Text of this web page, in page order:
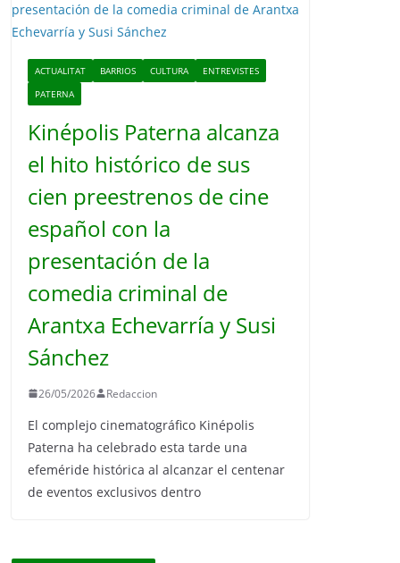
ACTUALITAT BARRIOS CULTURA
ENTREVISTES
PATERNA
Kinépolis Paterna alcanza
el hito histórico de sus
cien preestrenos de cine
español con la
presentación de la
comedia criminal de
Arantxa Echevarría y Susi
Sánchez
26/05/2026 Redaccion
El complejo cinematográfico Kinépolis
Paterna ha celebrado esta tarde una
efeméride histórica al alcanzar el centenar
de eventos exclusivos dentro